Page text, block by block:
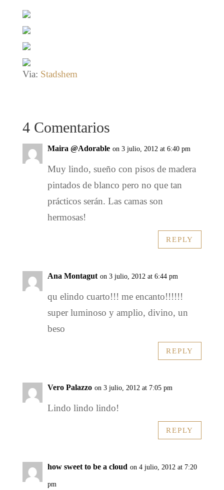
Via: Stadshem
4 Comentarios
Maira @Adorable on 3 julio, 2012 at 6:40 pm
Muy lindo, sueño con pisos de madera
pintados de blanco pero no que tan
prácticos serán. Las camas son
hermosas!
REPLY
Ana Montagut on 3 julio, 2012 at 6:44 pm
qu elindo cuarto!!! me encanto!!!!!!
super luminoso y amplio, divino, un
beso
REPLY
Vero Palazzo on 3 julio, 2012 at 7:05 pm
Lindo lindo lindo!
REPLY
how sweet to be a cloud on 4 julio, 2012 at 7:20
pm